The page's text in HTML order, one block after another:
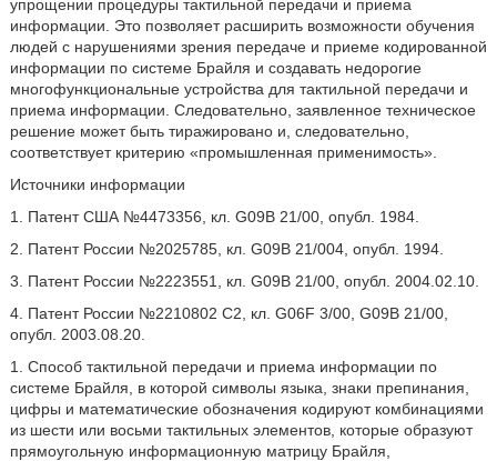
упрощении процедуры тактильной передачи и приема
информации. Это позволяет расширить возможности обучения
людей с нарушениями зрения передаче и приеме кодированной
информации по системе Брайля и создавать недорогие
многофункциональные устройства для тактильной передачи и
приема информации. Следовательно, заявленное техническое
решение может быть тиражировано и, следовательно,
соответствует критерию «промышленная применимость».
Источники информации
1. Патент США №4473356, кл. G09B 21/00, опубл. 1984.
2. Патент России №2025785, кл. G09B 21/004, опубл. 1994.
3. Патент России №2223551, кл. G09B 21/00, опубл. 2004.02.10.
4. Патент России №2210802 С2, кл. G06F 3/00, G09B 21/00,
опубл. 2003.08.20.
1. Способ тактильной передачи и приема информации по
системе Брайля, в которой символы языка, знаки препинания,
цифры и математические обозначения кодируют комбинациями
из шести или восьми тактильных элементов, которые образуют
прямоугольную информационную матрицу Брайля,